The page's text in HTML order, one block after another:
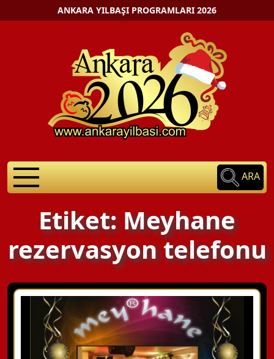
ANKARA YILBAŞI PROGRAMLARI 2026
ARA
Etiket: Meyhane
rezervasyon telefonu